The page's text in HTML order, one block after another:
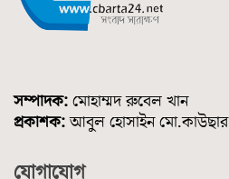
সম্পাদক: মোহাম্মদ রুবেল খান
প্রকাশক:আবুল হোসাইন মো.কাউছার
যোগাযোগ